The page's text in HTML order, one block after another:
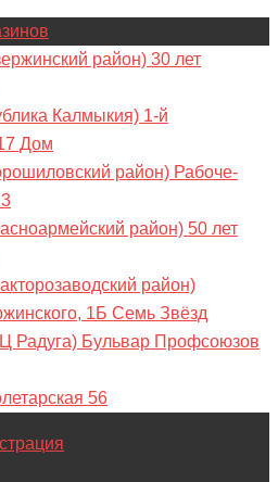
район) 30 лет
Калмыкия) 1-й
Дом
район) Рабоче-
район) 50 лет
район)
1Б Семь Звёзд
Радуга) Бульвар Профсоюзов
56